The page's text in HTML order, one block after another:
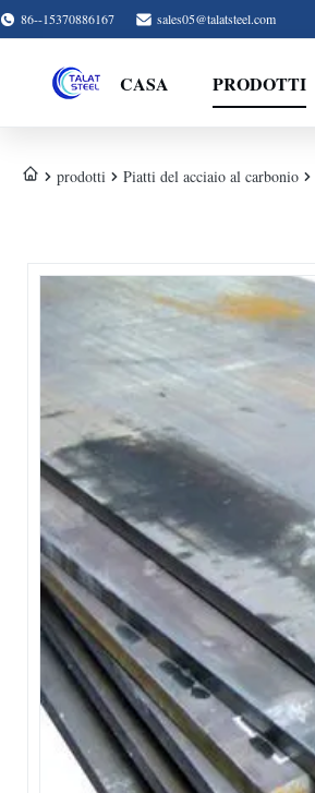
86--15370886167 sales05@talatsteel.com
CASA PRODOTTI
prodotti Piatti del acciaio al carbonio